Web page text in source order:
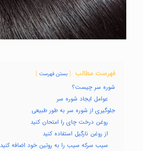
فهرست مطالب بستن فهرست
شوره سر چیست؟
عوامل ایجاد شوره سر
جلوگیری از شوره سر به طور طبیعی
روغن درخت چای را امتحان کنید
از روغن نارگیل استفاده کنید
سیب سرکه سیب را به روتین خود اضافه کنید